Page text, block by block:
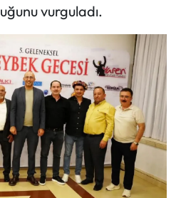
vurguladı.